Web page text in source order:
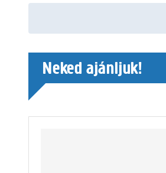
Neked ajánljuk!